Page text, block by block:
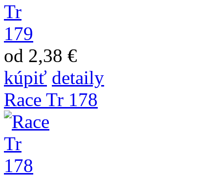
od 2,38 €
kúpiť detaily
Race Tr 178